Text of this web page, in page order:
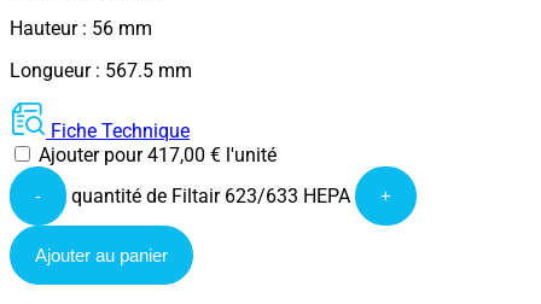
Hauteur : 56 mm
Longueur : 567.5 mm
Fiche Technique
Ajouter pour417,00 € l'unité
- quantité de Filtair 623/633 HEPA +
Ajouter au panier